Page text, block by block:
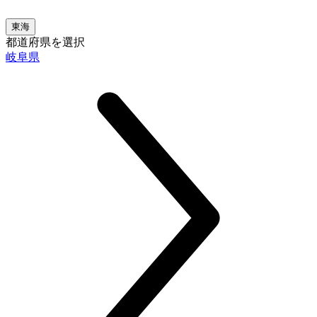
東海
都道府県を選択
岐阜県